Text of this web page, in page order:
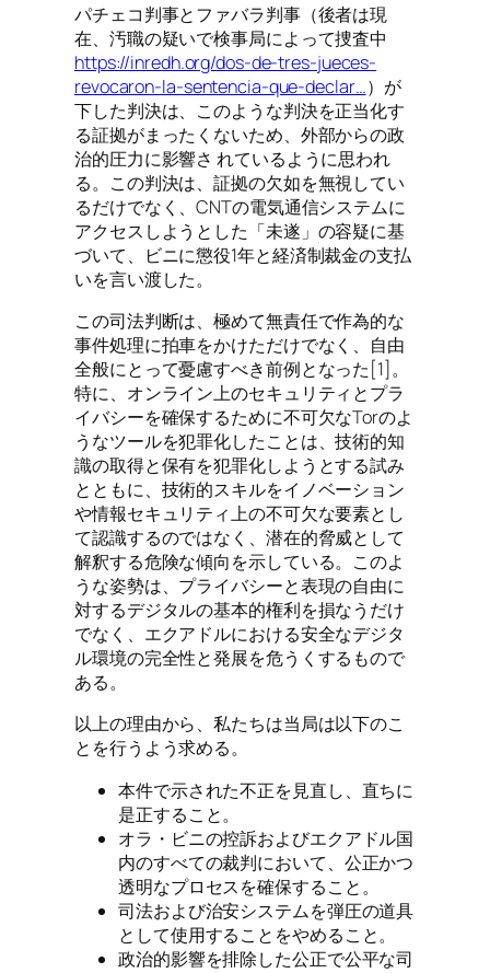
パチェコ判事とファバラ判事（後者は現
在、汚職の疑いで検事局によって捜査中
https://inredh.org/dos-de-tres-jueces-
revocaron-la-sentencia-que-declar…）が
下した判決は、このような判決を正当化す
る証拠がまったくないため、外部からの政
治的圧力に影響さ れているように思われ
る。この判決は、証拠の欠如を無視してい
るだけでなく、CNTの電気通信システムに
アクセスしようとした「未遂」の容疑に基
づいて、ビニに懲役1年と経済制裁金の支払
いを言い渡した。
この司法判断は、極めて無責任で作為的な
事件処理に拍車をかけただけでなく、自由
全般にとって憂慮すべき前例となった[1]。
特に、オンライン上のセキュリティとプラ
イバシーを確保するために不可欠なTorのよ
うなツールを犯罪化したことは、技術的知
識の取得と保有を犯罪化しようとする試み
とともに、技術的スキルをイノベーション
や情報セキュリティ上の不可欠な要素とし
て認識するのではなく、潜在的脅威として
解釈する危険な傾向を示している。このよ
うな姿勢は、プライバシーと表現の自由に
対するデジタルの基本的権利を損なうだけ
でなく、エクアドルにおける安全なデジタ
ル環境の完全性と発展を危うくするもので
ある。
以上の理由から、私たちは当局は以下のこ
とを行うよう求める。
本件で示された不正を見直し、直ちに
是正すること。
オラ・ビニの控訴およびエクアドル国
内のすべての裁判において、公正かつ
透明なプロセスを確保すること。
司法および治安システムを弾圧の道具
として使用することをやめること。
政治的影響を排除した公正で公平な司